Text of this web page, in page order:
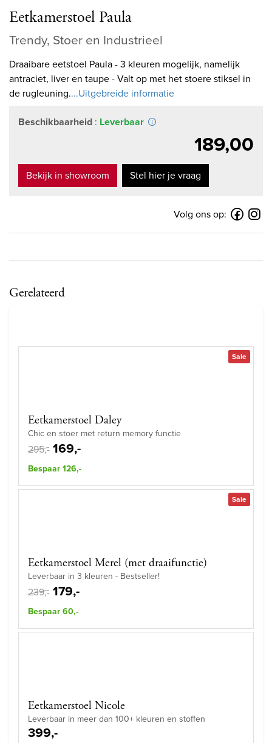
Eetkamerstoel Paula
Trendy, Stoer en Industrieel
Draaibare eetstoel Paula - 3 kleuren mogelijk, namelijk
antraciet, liver en taupe - Valt op met het stoere stiksel in
de rugleuning....Uitgebreide informatie
Beschikbaarheid : Leverbaar
189,00
Bekijk in showroom Stel hier je vraag
Volg ons op:
Gerelateerd
Sale
Eetkamerstoel Daley
Chic en stoer met return memory functie
295,- 169,-
Bespaar 126,-
Sale
Eetkamerstoel Merel (met draaifunctie)
Leverbaar in 3 kleuren - Bestseller!
239,- 179,-
Bespaar 60,-
Eetkamerstoel Nicole
Leverbaar in meer dan 100+ kleuren en stoffen
399,-